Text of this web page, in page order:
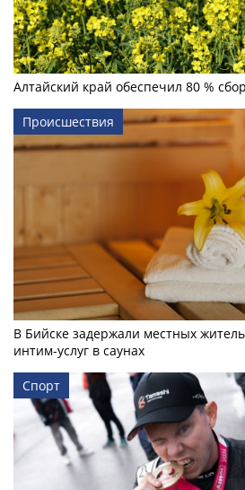
Алтайский край обеспечил 80 %
Происшествия
В Бийске задержали местных
интим-услуг в саунах
Спорт